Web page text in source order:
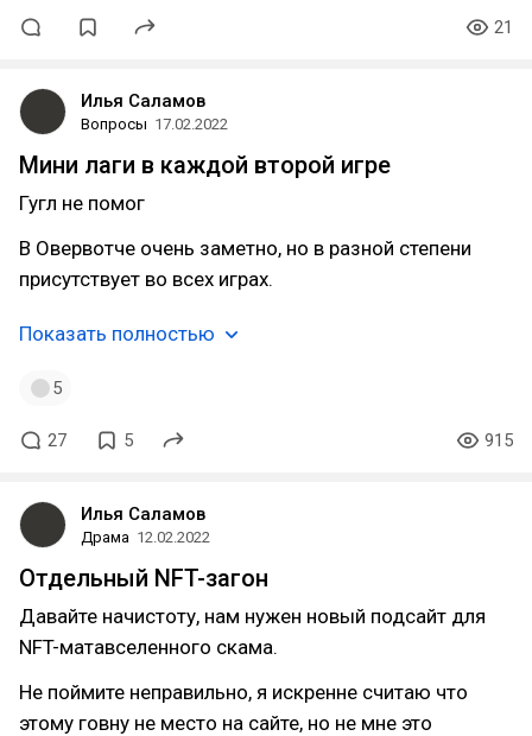
21
Илья Саламов
Вопросы 17.02.2022
Мини лаги в каждой второй игре
Гугл не помог
В Овервотче очень заметно, но в разной степени
присутствует во всех играх.
Показать полностью
5
27 5 915
Илья Саламов
Драма 12.02.2022
Отдельный NFT-загон
Давайте начистоту, нам нужен новый подсайт для
NFT-матавселенного скама.
Не поймите неправильно, я искренне считаю что
этому говну не место на сайте, но не мне это